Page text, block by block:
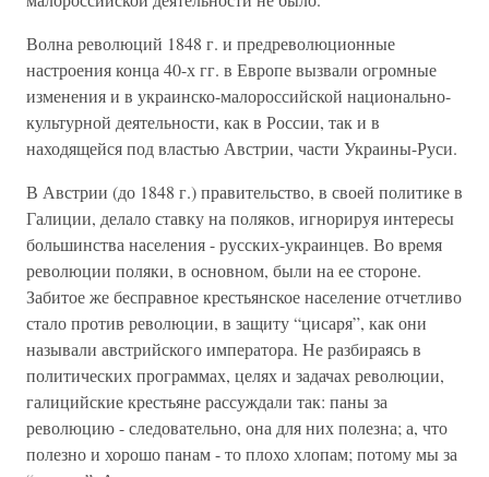
Волна революций 1848 г. и предреволюционные
настроения конца 40-х гг. в Европе вызвали огромные
изменения и в украинско-малороссийской национально-
культурной деятельности, как в России, так и в
находящейся под властью Австрии, части Украины-Руси.
В Австрии (до 1848 г.) правительство, в своей политике в
Галиции, делало ставку на поляков, игнорируя интересы
большинства населения - русских-украинцев. Во время
революции поляки, в основном, были на ее стороне.
Забитое же бесправное крестьянское население отчетливо
стало против революции, в защиту “цисаря”, как они
называли австрийского императора. Не разбираясь в
политических программах, целях и задачах революции,
галицийские крестьяне рассуждали так: паны за
революцию - следовательно, она для них полезна; а, что
полезно и хорошо панам - то плохо хлопам; потому мы за